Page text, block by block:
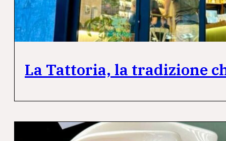
La Tattoria, la tradizione